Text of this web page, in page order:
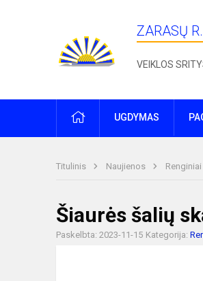
ZARASŲ
VEIKLOS
PRADŽIAUGDYMAS
Titulinis Naujienos Renginiai
Šiaurės šalių
Paskelbta: 2023-11-15 Kategorija: